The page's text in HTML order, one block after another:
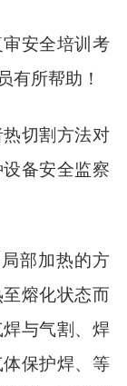
安全培训考
有所帮助！
切割方法对
备安全监察
部加热的方
熔化状态而
与气割、焊
保护焊、等